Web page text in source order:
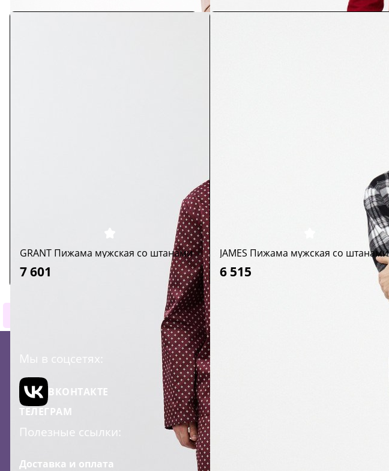
GRANT Пижама мужская со штанами
7 601
JAMES Пижама мужская со штанами
6 515
Мы в соцсетях:
ВКОНТАКТЕ
ТЕЛЕГРАМ
Полезные ссылки:
Доставка и оплата